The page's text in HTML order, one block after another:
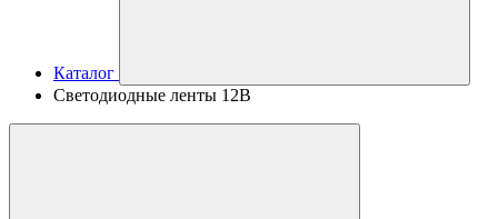
Каталог
Светодиодные ленты 12В